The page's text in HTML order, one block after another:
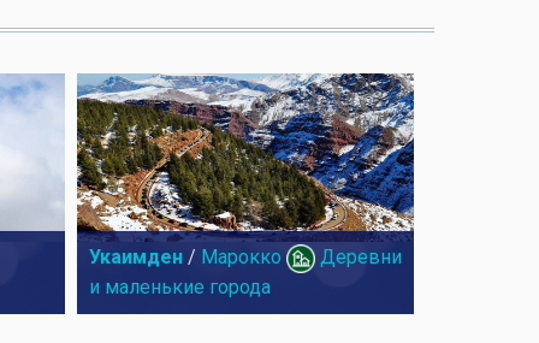
Укаимден / Марокко
Деревни
и маленькие города